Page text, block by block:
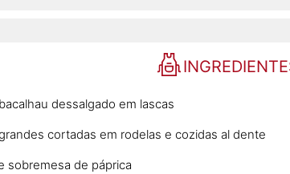
dessalgado em lascas
cortadas em rodelas e cozidas al dente
sobremesa de páprica